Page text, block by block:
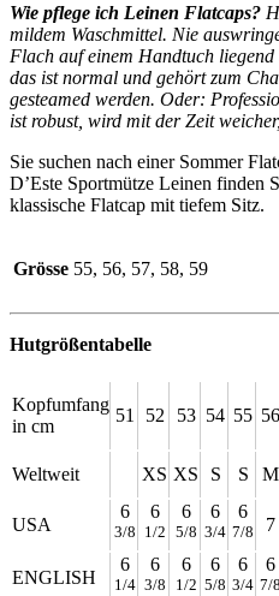
Wie pflege ich Leinen Flatcaps?
mildem Waschmittel. Nie
Flach auf einem Handtuch
das ist normal und gehört zum
gesteamed werden. Oder:
ist robust, wird mit der Zeit
Sie suchen nach einer Sommer
D’Este Sportmütze Leinen finden
klassische Flatcap mit tiefem Sitz.
Grösse 55, 56, 57, 58, 59
Hutgrößentabelle
Kopfumfang
in cm
51 52 53 54 55 56
Weltweit XS XS S S M
USA
6
3/8
6
1/2
6
5/8
6
3/4
6
7/8 7
ENGLISH
6
1/4
6
3/8
6
1/2
6
5/8
6
3/4
6
7/8